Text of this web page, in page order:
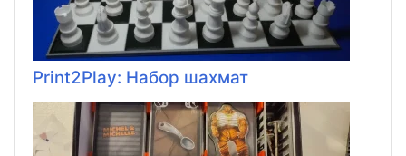
Print2Play: Набор шахмат